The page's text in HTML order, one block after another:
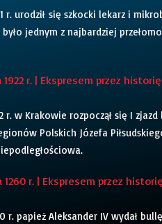
r. urodził się szkocki lekarz i
jednym z najbardziej
r. | Ekspresem przez historię
r. w Krakowie rozpoczął się I
Polskich Józefa
1260 r. | Ekspresem przez historię
r. papież Aleksander IV wydał